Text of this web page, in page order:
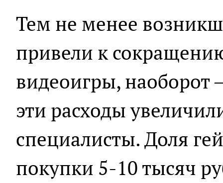
Тем не менее
привели к
видеоигры, наоборот
эти расходы
специалисты. Доля
покупки 5-10 тысяч